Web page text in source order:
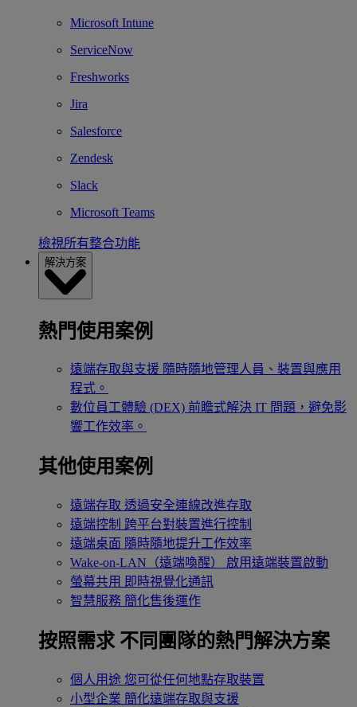
Microsoft Intune
ServiceNow
Freshworks
Jira
Salesforce
Zendesk
Slack
Microsoft Teams
檢視所有整合功能
解決方案
熱門使用案例
遠端存取與支援 隨時隨地管理人員、裝置與應用
程式。
數位員工體驗 (DEX) 前瞻式解決 IT 問題，避免影
響工作效率。
其他使用案例
遠端存取 透過安全連線改進存取
遠端控制 跨平台對裝置進行控制
遠端桌面 隨時隨地提升工作效率
Wake-on-LAN（遠端喚醒）
啟用遠端裝置啟動
螢幕共用 即時視覺化通訊
智慧服務 簡化售後運作
按照需求 不同團隊的熱門解決方案
個人用途 您可從任何地點存取裝置
小型企業 簡化遠端存取與支援